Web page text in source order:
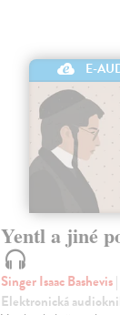
E-
Yentl a jiné
Singer Isaac Bashevis|
Elektronická